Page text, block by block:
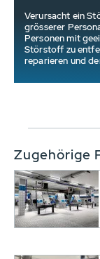
Verursacht ein
grösserer
Personen mit
Störstoff zu
reparieren und
Zugehörige